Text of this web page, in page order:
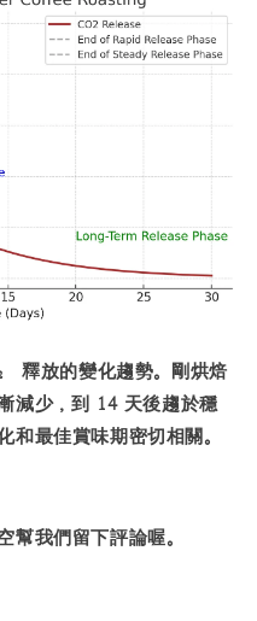
釋放的變化趨勢。剛烘焙
減少，到 14 天後趨於穩
和最佳賞味期密切相關。
幫我們留下評論喔。